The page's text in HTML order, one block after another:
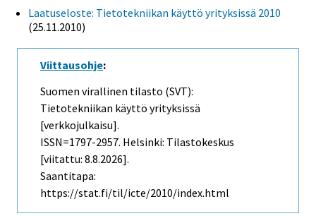
Laatuseloste: Tietotekniikan käyttö yrityksissä 2010
(25.11.2010)
Viittausohje:
Suomen virallinen tilasto (SVT):
Tietotekniikan käyttö yrityksissä
[verkkojulkaisu].
ISSN=1797-2957. Helsinki: Tilastokeskus
[viitattu: 8.8.2026].
Saantitapa:
https://stat.fi/til/icte/2010/index.html